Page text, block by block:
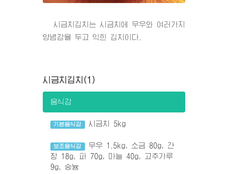
시금치김치는 시금치에 무우와 여러가지
양념감을 두고 익힌 김치이다.
시금치김치(1)
음식감
기본음식감 시금치 5kg
보조음식감
무우 1.5kg, 소금 80g, 간
장 18g, 파 70g, 마늘 40g, 고추가루
9g, 숭늉